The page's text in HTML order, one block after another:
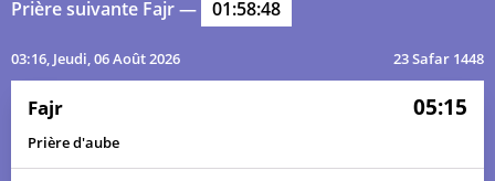
Prière suivante Fajr — 01:58:48
03:16, Jeudi, 06 Août 2026 23 Safar 1448
Fajr 05:15
Prière d'aube